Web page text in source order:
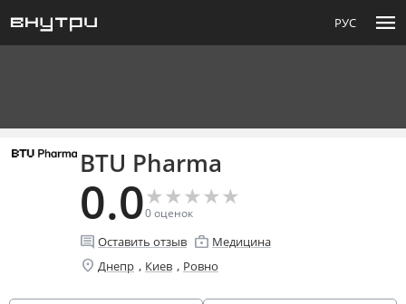
РУС menu
BTU Pharma
0.0★
★★
★★
★★
★★
★
0оценок
comment Оставить отзыв enterprise Медицина
location_on Днепр , Киев , Ровно